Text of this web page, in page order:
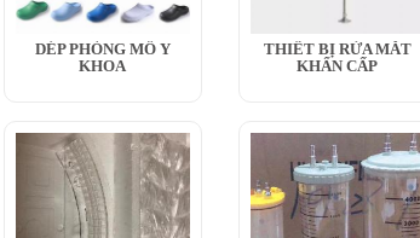
DÉP PHÒNG MỔ Y
KHOA
THIẾT BỊ RỬA MẮT
KHẨN CẤP